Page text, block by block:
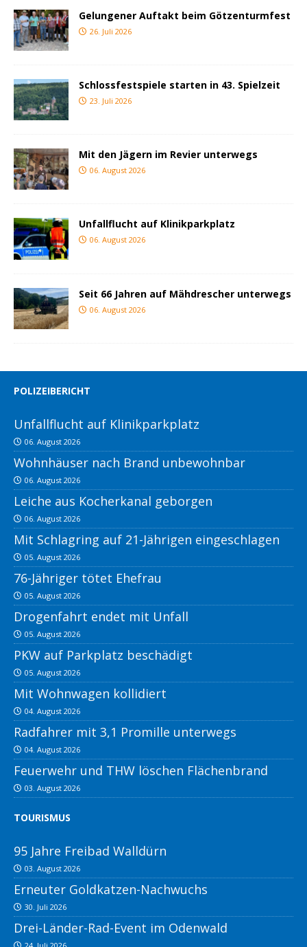
Gelungener Auftakt beim Götzenturmfest
26. Juli 2026
Schlossfestspiele starten in 43. Spielzeit
23. Juli 2026
Mit den Jägern im Revier unterwegs
06. August 2026
Unfallflucht auf Klinikparkplatz
06. August 2026
Seit 66 Jahren auf Mähdrescher unterwegs
06. August 2026
POLIZEIBERICHT
Unfallflucht auf Klinikparkplatz
06. August 2026
Wohnhäuser nach Brand unbewohnbar
06. August 2026
Leiche aus Kocherkanal geborgen
06. August 2026
Mit Schlagring auf 21-Jährigen eingeschlagen
05. August 2026
76-Jähriger tötet Ehefrau
05. August 2026
Drogenfahrt endet mit Unfall
05. August 2026
PKW auf Parkplatz beschädigt
05. August 2026
Mit Wohnwagen kollidiert
04. August 2026
Radfahrer mit 3,1 Promille unterwegs
04. August 2026
Feuerwehr und THW löschen Flächenbrand
03. August 2026
TOURISMUS
95 Jahre Freibad Walldürn
03. August 2026
Erneuter Goldkatzen-Nachwuchs
30. Juli 2026
Drei-Länder-Rad-Event im Odenwald